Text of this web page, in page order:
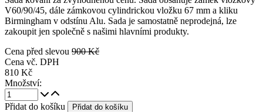
V60/90/45, dále zámkovou cylindrickou vložku 67 mm a kliku
Birmingham v odstínu Alu. Sada je samostatně neprodejná, lze
zakoupit jen společně s našimi hlavními produkty.
Cena před slevou 900 Kč
Cena vč. DPH
810 Kč
Množství:
Přidat do košíku